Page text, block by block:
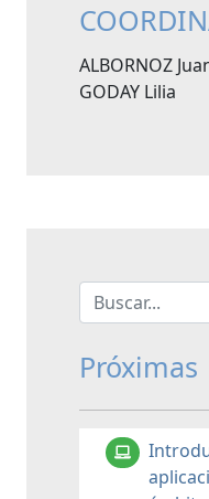
ALBORNOZ
GODAY Lilia
Próximas